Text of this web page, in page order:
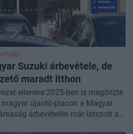
Suzuki árbevétele, de
maradt itthon
ellenére 2025-ben is megőrizte
újautó-piacon a Magyar
árbevételén már látszott a